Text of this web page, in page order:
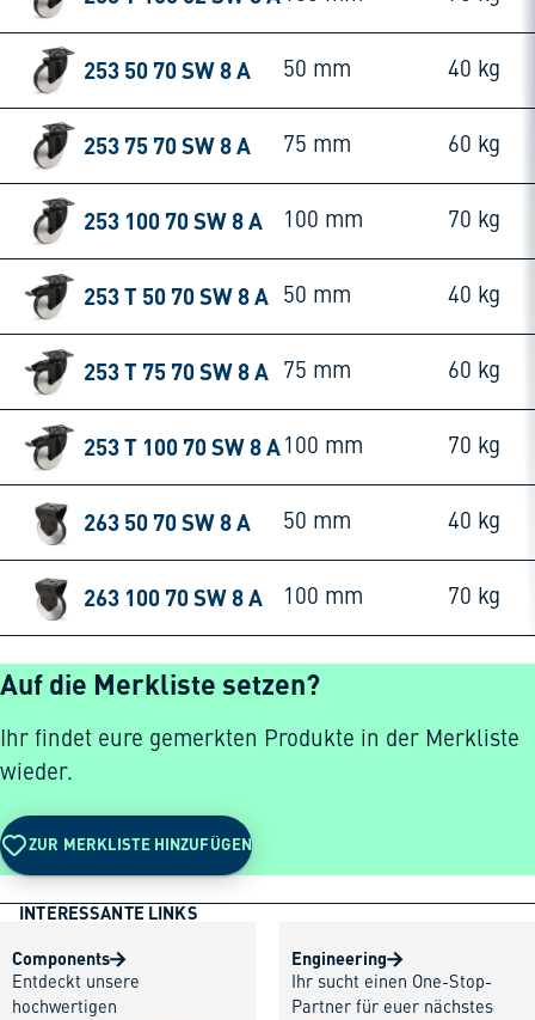
253 50 70 SW 8 A 50 mm 40 kg
253 75 70 SW 8 A 75 mm 60 kg
253 100 70 SW 8 A 100 mm 70 kg
253 T 50 70 SW 8 A 50 mm 40 kg
253 T 75 70 SW 8 A 75 mm 60 kg
253 T 100 70 SW 8 A 100 mm 70 kg
263 50 70 SW 8 A 50 mm 40 kg
263 100 70 SW 8 A 100 mm 70 kg
Auf die Merkliste setzen?
Ihr findet eure gemerkten Produkte in der Merkliste
wieder.
ZUR MERKLISTE HINZUFÜGEN
INTERESSANTE LINKS
Components
Entdeckt unsere
hochwertigen
Engineering
Ihr sucht einen One-Stop-
Partner für euer nächstes